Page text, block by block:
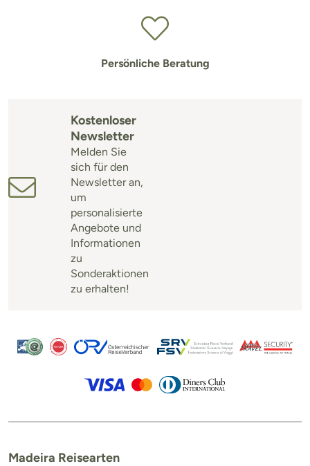
Persönliche Beratung
Kostenloser
Newsletter
Melden Sie
sich für den
Newsletter an,
um
personalisierte
Angebote und
Informationen
zu
Sonderaktionen
zu erhalten!
Madeira Reisearten